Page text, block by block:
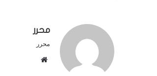
محرر
محرر